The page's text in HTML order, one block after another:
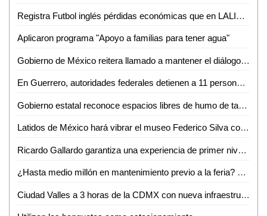
Registra Futbol inglés pérdidas económicas que en LALIGA aseguró Javier Tebas
Aplicaron programa "Apoyo a familias para tener agua"
Gobierno de México reitera llamado a mantener el diálogo con CNTE
En Guerrero, autoridades federales detienen a 11 personas vinculadas con extorsión a prestadores de servicios turísticos
Gobierno estatal reconoce espacios libres de humo de tabaco y emisiones
Latidos de México hará vibrar el museo Federico Silva con Hunac-Ceel
Ricardo Gallardo garantiza una experiencia de primer nivel en la Fenapo 2026
¿Hasta medio millón en mantenimiento previo a la feria? FENAPO 2026 alista manita de gato
Ciudad Valles a 3 horas de la CDMX con nueva infraestructura carretera: David Medina